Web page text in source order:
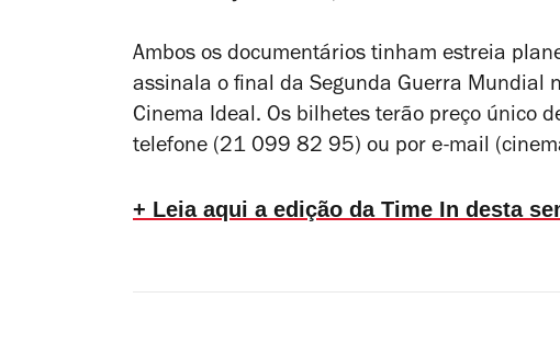
Ambos os documentários tinham estreia
assinala o final da Segunda Guerra Mundial
Cinema Ideal. Os bilhetes terão preço único
telefone (21 099 82 95) ou por e-mail
+ Leia aqui a edição da Time In desta